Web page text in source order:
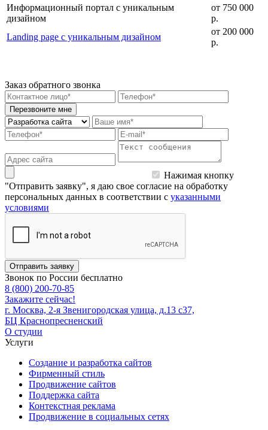
Информационный портал с уникальным
дизайном
от 750 000
р.
Landing page с уникальным дизайном
от 200 000
р.
Заказ обратного звонка
Перезвоните мне
Нажимая кнопку
"Отправить заявку", я даю свое согласие на обработку
персональных данных в соответствии с указанными
условиями
Отправить заявку
Звонок по России бесплатно
8 (800) 200-70-85
Закажите сейчас!
г. Москва, 2-я Звенигородская улица, д.13 с37,
БЦ Краснопресненский
О студии
Услуги
Создание и разработка сайтов
Фирменный стиль
Продвижение сайтов
Поддержка сайта
Контекстная реклама
Продвижение в социальных сетях